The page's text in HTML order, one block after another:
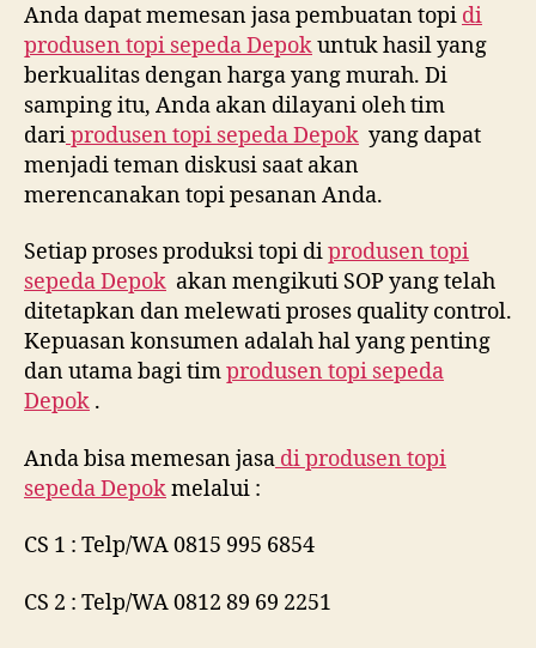
Anda dapat memesan jasa pembuatan topi di
produsen topi sepeda Depokuntuk hasil yang
berkualitas dengan harga yang murah. Di
samping itu, Anda akan dilayani oleh tim
dariprodusen topi sepeda Depok yang dapat
menjadi teman diskusi saat akan
merencanakan topi pesanan Anda.
Setiap proses produksi topi diprodusen topi
sepeda Depok akan mengikuti SOP yang telah
ditetapkan dan melewati proses quality control.
Kepuasan konsumen adalah hal yang penting
dan utama bagi timprodusen topi sepeda
Depok .
Anda bisa memesan jasa diprodusen topi
sepeda Depokmelalui :
CS 1 : Telp/WA 0815 995 6854
CS 2 : Telp/WA 0812 89 69 2251